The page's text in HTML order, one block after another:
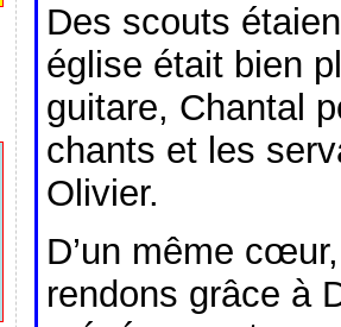
Des scouts
église était bien
guitare, Chantal
chants et les
Olivier.
D’un même
rendons grâce à